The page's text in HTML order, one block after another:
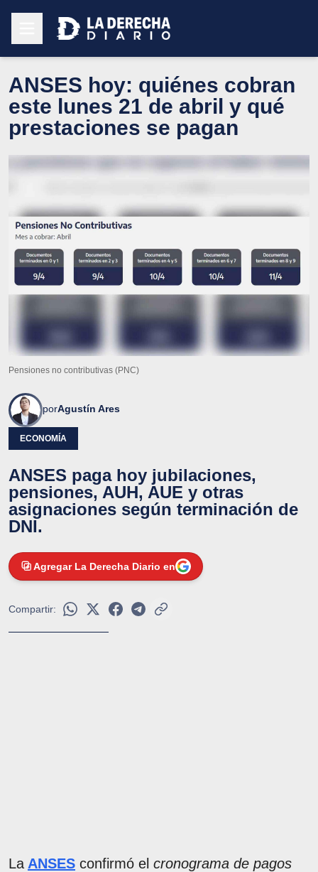
ANSES hoy: quiénes cobran
este lunes 21 de abril y qué
prestaciones se pagan
Pensiones no contributivas (PNC)
porAgustín Ares
ECONOMÍA
ANSES paga hoy jubilaciones,
pensiones, AUH, AUE y otras
asignaciones según terminación de
DNI.
Agregar La Derecha Diario en
Compartir:
La ANSES confirmó el cronograma de pagos